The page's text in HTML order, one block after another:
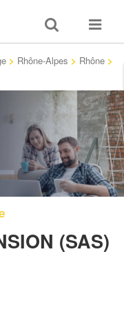
Toggle
search
Toggle
> Rhône-Alpes > Rhône >
(SAS)